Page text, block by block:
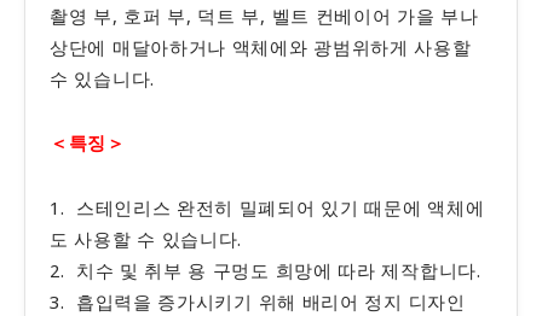
촬영 부, 호퍼 부, 덕트 부, 벨트 컨베이어 가을 부나
상단에 매달아하거나 액체에와 광범위하게 사용할
수 있습니다.
＜특징＞
1. 스테인리스 완전히 밀폐되어 있기 때문에 액체에
도 사용할 수 있습니다.
2. 치수 및 취부 용 구멍도 희망에 따라 제작합니다.
3. 흡입력 을 증가시키기 위해 배리어 정지 디자인